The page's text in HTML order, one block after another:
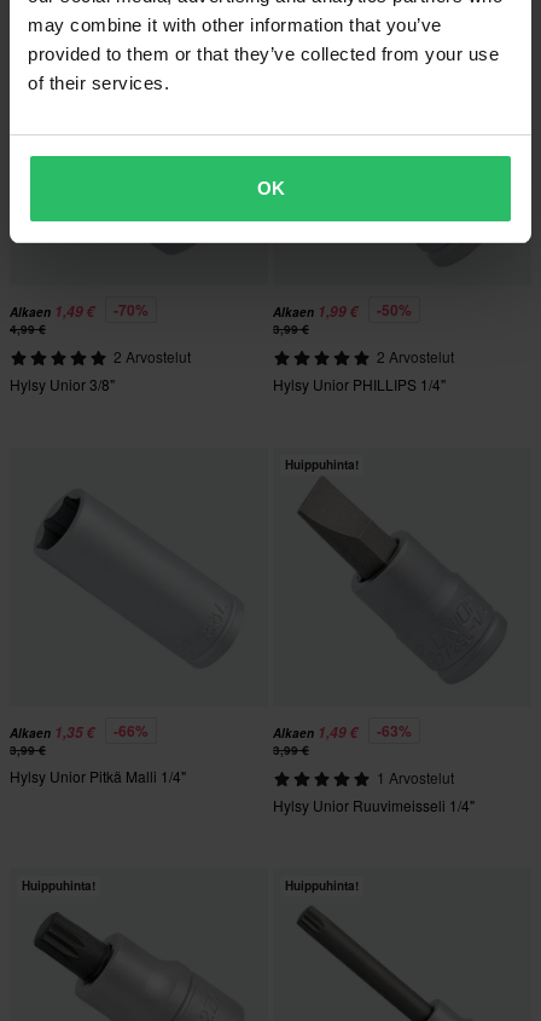
may combine it with other information that you’ve
provided to them or that they’ve collected from your use
of their services.
OK
Huippuhinta!
Alkaen 1,49 € -70%
4,99 €
2 Arvostelut
Hylsy Unior 3/8"
Huippuhinta!
Alkaen 1,99 € -50%
3,99 €
2 Arvostelut
Hylsy Unior PHILLIPS 1/4"
Alkaen 1,35 € -66%
3,99 €
Hylsy Unior Pitkä Malli 1/4"
Huippuhinta!
Alkaen 1,49 € -63%
3,99 €
1 Arvostelut
Hylsy Unior Ruuvimeisseli 1/4"
Huippuhinta! Huippuhinta!